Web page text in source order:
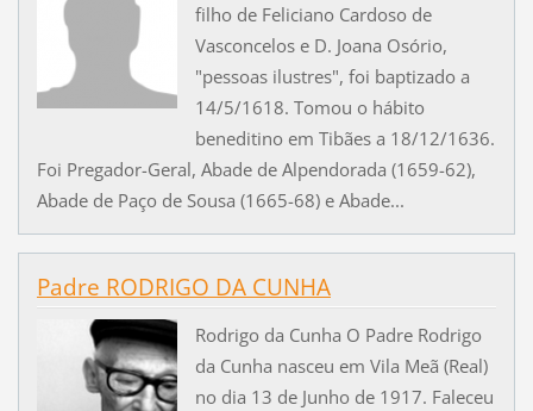
filho de Feliciano Cardoso de
Vasconcelos e D. Joana Osório,
"pessoas ilustres", foi baptizado a
14/5/1618. Tomou o hábito
beneditino em Tibães a 18/12/1636.
Foi Pregador-Geral, Abade de Alpendorada (1659-62),
Abade de Paço de Sousa (1665-68) e Abade...
Padre RODRIGO DA CUNHA
Rodrigo da Cunha O Padre Rodrigo
da Cunha nasceu em Vila Meã (Real)
no dia 13 de Junho de 1917. Faleceu